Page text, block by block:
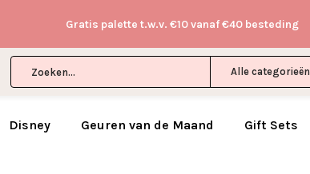
Alle categorieën
Gratis palette t.w.v. €10 vanaf €40 besteding
Disney Geuren van de Maand Gift Sets